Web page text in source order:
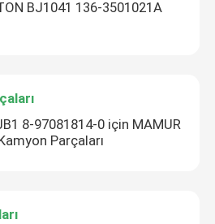
BJ1041 136-3501021A
8-97081814-0 için MAMUR
Parçaları